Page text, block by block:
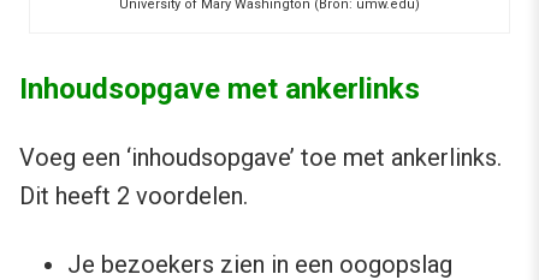
University of Mary Washington (Bron: umw.edu)
Inhoudsopgave met ankerlinks
Voeg een ‘inhoudsopgave’ toe met ankerlinks.
Dit heeft 2 voordelen.
Je bezoekers zien in een oogopslag